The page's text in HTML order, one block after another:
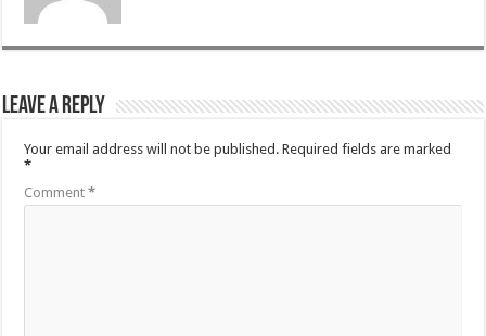
Leave a Reply
Your email address will not be published. Required fields are marked
*
Comment*